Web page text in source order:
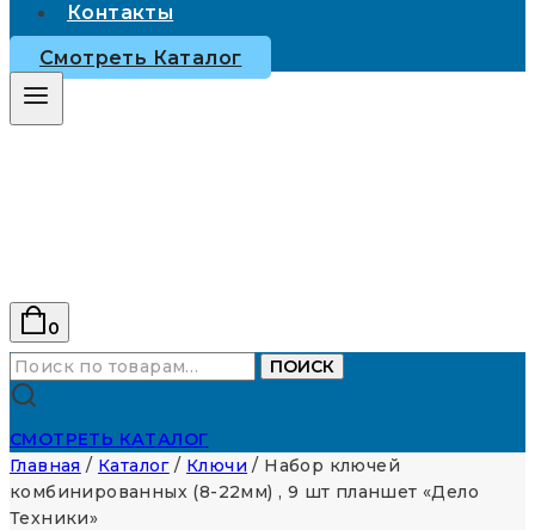
Контакты
Смотреть Каталог
0
Искать:
ПОИСК
СМОТРЕТЬ КАТАЛОГ
Главная / Каталог / Ключи / Набор ключей
комбинированных (8-22мм) , 9 шт планшет «Дело
Техники»